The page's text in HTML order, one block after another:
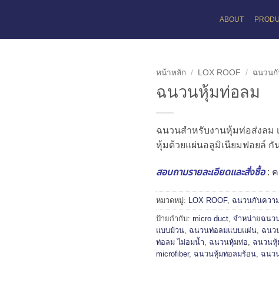
ABOUT
หน้าหลัก / LOX ROOF / ฉนวน
ฉนวนหุ้มท่อลม
ฉนวนสำหรับงานหุ้มท่อส่งลม
หุ้มด้วยแผ่นอลูมิเนียมฟอยล์ กัน
สอบถามรายละเอียดและสั่งซื้อ:
หมวดหมู่: LOX ROOF, ฉนวนกันควา
ป้ายกำกับ: micro duct, จำหน่ายฉนว
แบบม้วน, ฉนวนท่อลมแบบแผ่น, ฉนว
ท่อลม ไม่อมน้ำ, ฉนวนหุ้มท่อ, ฉนวนหุ้
microfiber, ฉนวนหุ้มท่อลมร้อน, ฉนว